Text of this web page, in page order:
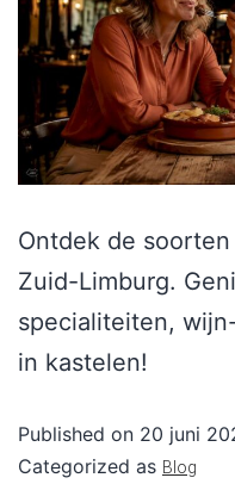
Ontdek de
Zuid-Limburg.
specialiteiten,
in kastelen!
Published on 20 juni
Categorized as Blog